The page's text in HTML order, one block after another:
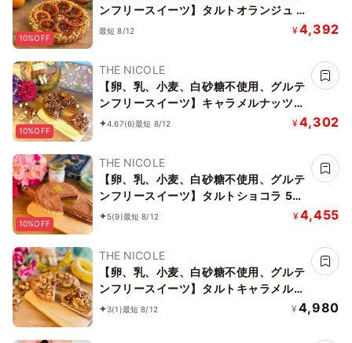
10%OFF
ンフリースイーツ】タルトオランジュ 5
号 15cm 《ヴィーガンスイーツ・ヴィ
最短 8/12 ¥4,392
10%OFF
THE NICOLE
【卵、乳、小麦、白砂糖不使用、グルテ
ンフリースイーツ】キャラメルナッツタ
ルト 5号 15cm 《ヴィーガンスイーツ・
4.67(6)最短 8/12 ¥4,302
10%OFF
THE NICOLE
【卵、乳、小麦、白砂糖不使用、グルテ
ンフリースイーツ】タルトショコラ 5号
15cm【京豆腐仕込み】《ヴィーガンス
5(9)最短 8/12 ¥4,455
THE NICOLE
【卵、乳、小麦、白砂糖不使用、グルテ
ンフリースイーツ】タルトキャラメルナ
ッツバナーヌ 5号 15cm 《ヴィーガンス
3(1)最短 8/12 ¥ 4,980